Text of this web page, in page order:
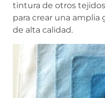
tintura de otros
para crear una
de alta calidad.